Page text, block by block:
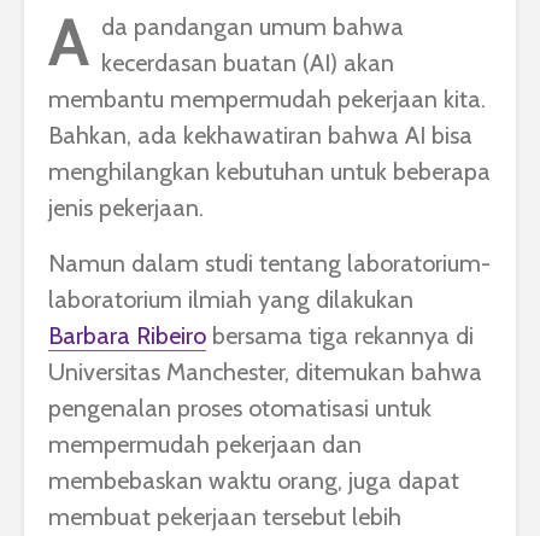
A da pandangan umum bahwa
kecerdasan buatan (AI) akan
membantu mempermudah pekerjaan kita.
Bahkan, ada kekhawatiran bahwa AI bisa
menghilangkan kebutuhan untuk beberapa
jenis pekerjaan.
Namun dalam studi tentang laboratorium-
laboratorium ilmiah yang dilakukan
Barbara Ribeiro bersama tiga rekannya di
Universitas Manchester, ditemukan bahwa
pengenalan proses otomatisasi untuk
mempermudah pekerjaan dan
membebaskan waktu orang, juga dapat
membuat pekerjaan tersebut lebih